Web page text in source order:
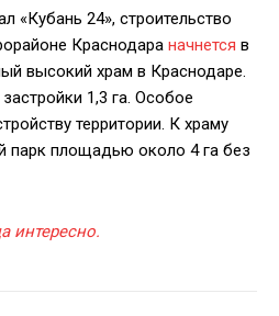
«Кубань 24», строительство
Краснодара начнется в
высокий храм в Краснодаре.
1,3 га. Особое
территории. К храму
парк площадью около 4 га без
интересно.